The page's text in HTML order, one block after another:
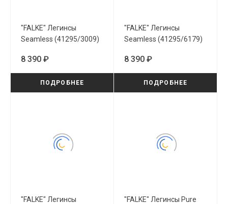
"FALKE" Легинсы
Seamless (41295/3009)
8 390 ₽
ПОДРОБНЕЕ
"FALKE" Легинсы
Seamless (41295/6179)
8 390 ₽
ПОДРОБНЕЕ
"FALKE" Легинсы
"FALKE" Легинсы Pure